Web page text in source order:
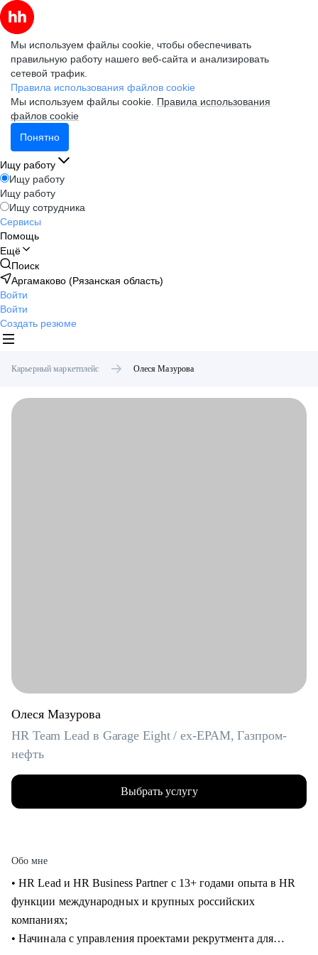
Мы используем файлы cookie, чтобы обеспечивать
правильную работу нашего веб-сайта и анализировать
сетевой трафик.
Правила использования файлов cookie
Мы используем файлы cookie. Правила использования
файлов cookie
Понятно
Ищу работу
Ищу работу
Ищу работу
Ищу сотрудника
Сервисы
Помощь
Ещё
Поиск
Аргамаково (Рязанская область)
Войти
Войти
Создать резюме
Карьерный маркетплейс Олеся Мазурова
Олеся Мазурова
HR Team Lead в Garage Eight / ex-EPAM, Газпром-
нефть
Выбрать услугу
Обо мне
• HR Lead и HR Business Partner с 13+ годами опыта в HR
функции международных и крупных российских
компаниях;
• Начинала с управления проектами рекрутмента для